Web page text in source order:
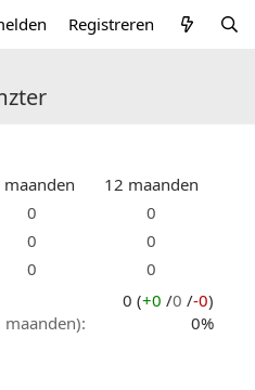
Registreren
maanden
12 maanden
0
0
0
0
0
0
0 (+0 /0 /-0)
maanden)
0%